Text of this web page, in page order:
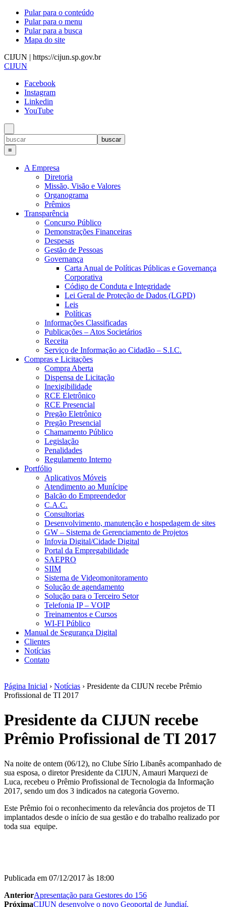
Pular para o conteúdo
Pular para o menu
Pular para a busca
Mapa do site
CIJUN | https://cijun.sp.gov.br
CIJUN
Facebook
Instagram
Linkedin
YouTube
≡
A Empresa
Diretoria
Missão, Visão e Valores
Organograma
Prêmios
Transparência
Concurso Público
Demonstrações Financeiras
Despesas
Gestão de Pessoas
Governança
Carta Anual de Políticas Públicas e Governança
Corporativa
Código de Conduta e Integridade
Lei Geral de Proteção de Dados (LGPD)
Leis
Políticas
Informações Classificadas
Publicações – Atos Societários
Receita
Serviço de Informação ao Cidadão – S.I.C.
Compras e Licitações
Compra Aberta
Dispensa de Licitação
Inexigibilidade
RCE Eletrônico
RCE Presencial
Pregão Eletrônico
Pregão Presencial
Chamamento Público
Legislação
Penalidades
Regulamento Interno
Portfólio
Aplicativos Móveis
Atendimento ao Munícipe
Balcão do Empreendedor
C.A.C.
Consultorias
Desenvolvimento, manutenção e hospedagem de sites
GW – Sistema de Gerenciamento de Projetos
Infovia Digital/Cidade Digital
Portal da Empregabilidade
SAEPRO
SIIM
Sistema de Videomonitoramento
Solução de agendamento
Solução para o Terceiro Setor
Telefonia IP – VOIP
Treinamentos e Cursos
WI-FI Público
Manual de Segurança Digital
Clientes
Notícias
Contato
Página Inicial › Notícias › ​​​Presidente da CIJUN recebe Prêmio
Profissional de TI 2017
​​​Presidente da CIJUN recebe
Prêmio Profissional de TI 2017
Na noite de ontem (06/12), no Clube Sírio Libanês acompanhado de
sua esposa, o diretor Presidente da CIJUN, Amauri Marquezi de
Luca, recebeu o Prêmio Profissional de Tecnologia da Informação
2017, sendo um dos 3 indicados na categoria Governo.
Este Prêmio foi o reconhecimento da relevância dos projetos de TI
implantados desde o início de sua gestão e do trabalho realizado por
toda sua equipe.
Publicada em 07/12/2017 às 18:00
AnteriorApresentação para Gestores do 156
PróximaCIJUN desenvolve o novo Geoportal de Jundiaí.